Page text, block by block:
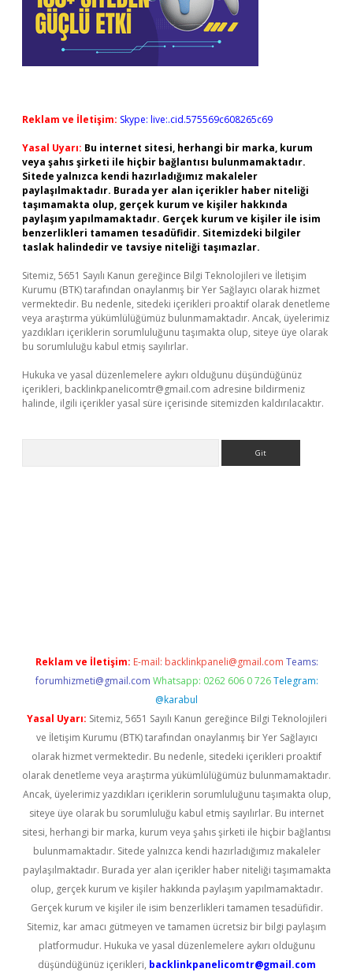
Reklam ve İletişim: Skype: live:.cid.575569c608265c69
Yasal Uyarı: Bu internet sitesi, herhangi bir marka, kurum
veya şahıs şirketi ile hiçbir bağlantısı bulunmamaktadır.
Sitede yalnızca kendi hazırladığımız makaleler
paylaşılmaktadır. Burada yer alan içerikler haber niteliği
taşımamakta olup, gerçek kurum ve kişiler hakkında
paylaşım yapılmamaktadır. Gerçek kurum ve kişiler ile isim
benzerlikleri tamamen tesadüfidir. Sitemizdeki bilgiler
taslak halindedir ve tavsiye niteliği taşımazlar.
Sitemiz, 5651 Sayılı Kanun gereğince Bilgi Teknolojileri ve İletişim
Kurumu (BTK) tarafından onaylanmış bir Yer Sağlayıcı olarak hizmet
vermektedir. Bu nedenle, sitedeki içerikleri proaktif olarak denetleme
veya araştırma yükümlülüğümüz bulunmamaktadır. Ancak, üyelerimiz
yazdıkları içeriklerin sorumluluğunu taşımakta olup, siteye üye olarak
bu sorumluluğu kabul etmiş sayılırlar.
Hukuka ve yasal düzenlemelere aykırı olduğunu düşündüğünüz
içerikleri, backlinkpanelicomtr@gmail.com adresine bildirmeniz
halinde, ilgili içerikler yasal süre içerisinde sitemizden kaldırılacaktır.
Reklam ve İletişim: E-mail: backlinkpaneli@gmail.com Teams:
forumhizmeti@gmail.com Whatsapp: 0262 606 0 726 Telegram:
@karabul
Yasal Uyarı: Sitemiz, 5651 Sayılı Kanun gereğince Bilgi Teknolojileri
ve İletişim Kurumu (BTK) tarafından onaylanmış bir Yer Sağlayıcı
olarak hizmet vermektedir. Bu nedenle, sitedeki içerikleri proaktif
olarak denetleme veya araştırma yükümlülüğümüz bulunmamaktadır.
Ancak, üyelerimiz yazdıkları içeriklerin sorumluluğunu taşımakta olup,
siteye üye olarak bu sorumluluğu kabul etmiş sayılırlar. Bu internet
sitesi, herhangi bir marka, kurum veya şahıs şirketi ile hiçbir bağlantısı
bulunmamaktadır. Sitede yalnızca kendi hazırladığımız makaleler
paylaşılmaktadır. Burada yer alan içerikler haber niteliği taşımamakta
olup, gerçek kurum ve kişiler hakkında paylaşım yapılmamaktadır.
Gerçek kurum ve kişiler ile isim benzerlikleri tamamen tesadüfidir.
Sitemiz, kar amacı gütmeyen ve tamamen ücretsiz bir bilgi paylaşım
platformudur. Hukuka ve yasal düzenlemelere aykırı olduğunu
düşündüğünüz içerikleri, backlinkpanelicomtr@gmail.com